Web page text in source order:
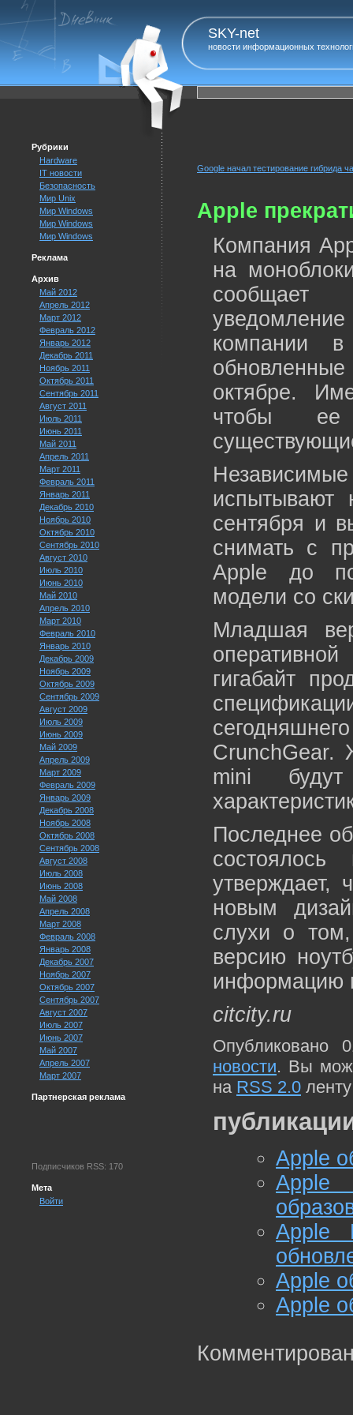
SKY-net
новости информационных
Рубрики
Hardware
IT новости
Безопасность
Мир Unix
Мир Windows
Мир Windows
Мир Windows
Реклама
Архив
Май 2012
Апрель 2012
Март 2012
Февраль 2012
Январь 2012
Декабрь 2011
Ноябрь 2011
Октябрь 2011
Сентябрь 2011
Август 2011
Июль 2011
Июнь 2011
Май 2011
Апрель 2011
Март 2011
Февраль 2011
Январь 2011
Декабрь 2010
Ноябрь 2010
Октябрь 2010
Сентябрь 2010
Август 2010
Июль 2010
Июнь 2010
Май 2010
Апрель 2010
Март 2010
Февраль 2010
Январь 2010
Декабрь 2009
Ноябрь 2009
Октябрь 2009
Сентябрь 2009
Август 2009
Июль 2009
Июнь 2009
Май 2009
Апрель 2009
Март 2009
Февраль 2009
Январь 2009
Декабрь 2008
Ноябрь 2008
Октябрь 2008
Сентябрь 2008
Август 2008
Июль 2008
Июнь 2008
Май 2008
Апрель 2008
Март 2008
Февраль 2008
Январь 2008
Декабрь 2007
Ноябрь 2007
Октябрь 2007
Сентябрь 2007
Август 2007
Июль 2007
Июнь 2007
Май 2007
Апрель 2007
Март 2007
Партнерская реклама
Подписчиков RSS: 170
Мета
Войти
Google начал тестирование гибрида
Apple
Компания
на
сообщает
компании
октябре.
чтобы ее
испытывают
сентября и
снимать с
Apple до
модели со
Младшая
гигабайт
CrunchGear.
mini
Последнее
утверждает,
новым
слухи о
версию
информацию
citcity.ru
Опубликовано
новости. Вы
на RSS 2.0
Apple
Apple
Apple
Apple